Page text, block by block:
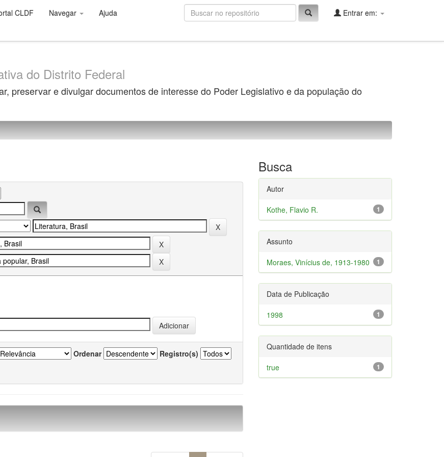
CLDF Navegar Ajuda Entrar em:
do Distrito Federal
preservar e divulgar documentos de interesse do Poder Legislativo e da população do
Ordenar Registro(s)
Busca
Autor
1
Kothe, Flavio R.
Assunto
1
Moraes, Vinícius de, 1913-1980
Data de Publicação
1
1998
Quantidade de itens
1
true